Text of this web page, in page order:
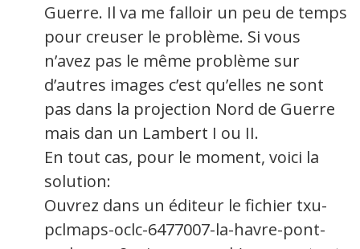
Guerre. Il va me falloir un peu de temps
pour creuser le problème. Si vous
n’avez pas le même problème sur
d’autres images c’est qu’elles ne sont
pas dans la projection Nord de Guerre
mais dan un Lambert I ou II.
En tout cas, pour le moment, voici la
solution:
Ouvrez dans un éditeur le fichier txu-
pclmaps-oclc-6477007-la-havre-pont-